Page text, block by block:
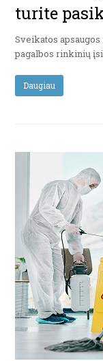
turite
Sveikatos
pagalbos rinkinių
Daugiau